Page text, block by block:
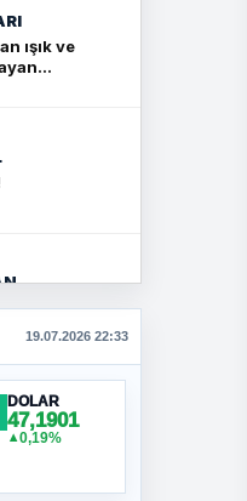
ışık ve
NATO
Kalpak
19.07.2026 22:33
DOLAR
47,1901
▲0,19%